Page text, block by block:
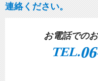
連絡ください。
お電話での
TEL.